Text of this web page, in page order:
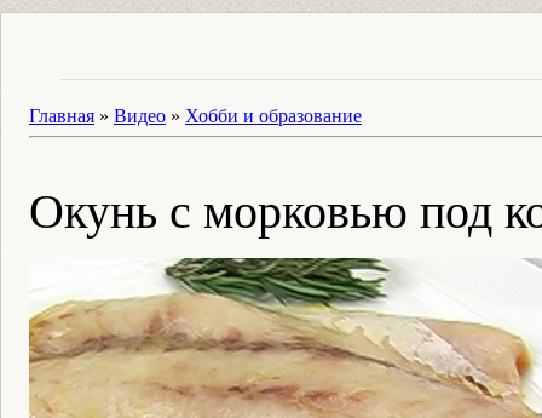
Главная » Видео » Хобби и образование
Окунь с морковью под